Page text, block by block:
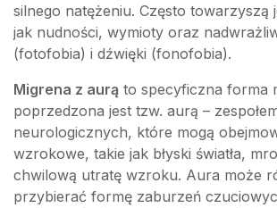
silnego natężeniu. Często towarzyszą
jak nudności, wymioty oraz
(fotofobia) i dźwięki (fonofobia).
Migrena z aurą to specyficzna forma
poprzedzona jest tzw. aurą –
neurologicznych, które mogą
wzrokowe, takie jak błyski światła,
chwilową utratę wzroku. Aura może
przybierać formę zaburzeń